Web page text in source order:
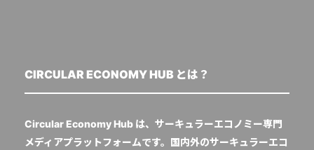
CIRCULAR ECONOMY HUB とは？
Circular Economy Hub は、サーキュラーエコノミー専門
メディアプラットフォームです。国内外のサーキュラーエコ